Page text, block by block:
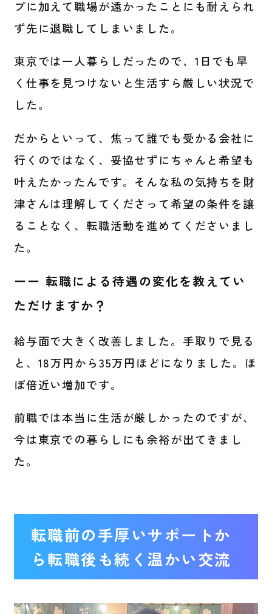
プに加えて職場が遠かったことにも耐えられ
ず先に退職してしまいました。
東京では一人暮らしだったので、1日でも早
く仕事を見つけないと生活すら厳しい状況で
した。
だからといって、焦って誰でも受かる会社に
行くのではなく、妥協せずにちゃんと希望も
叶えたかったんです。そんな私の気持ちを財
津さんは理解してくださって希望の条件を譲
ることなく、転職活動を進めてくださいまし
た。
ーー 転職による待遇の変化を教えてい
ただけますか？
給与面で大きく改善しました。手取りで見る
と、18万円から35万円ほどになりました。ほ
ぼ倍近い増加です。
前職では本当に生活が厳しかったのですが、
今は東京での暮らしにも余裕が出てきまし
た。
転職前の手厚いサポートか
ら転職後も続く温かい交流